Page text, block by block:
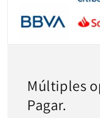
Múltiples
Pagar.